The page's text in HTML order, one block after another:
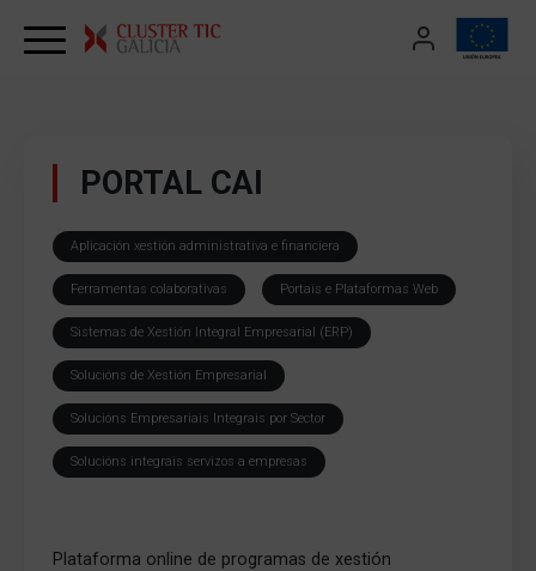
PORTAL CAI
Aplicación xestión administrativa e financiera
Ferramentas colaborativas Portais e Plataformas Web
Sistemas de Xestión Integral Empresarial (ERP)
Solucións de Xestión Empresarial
Solucións Empresariais Integrais por Sector
Solucións integrais servizos a empresas
Plataforma online de programas de xestión